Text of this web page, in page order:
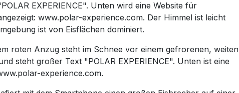
EXPERIENCE". Unten wird eine Website für
www.polar-experience.com. Der Himmel ist leicht
ist von Eisflächen dominiert.
roten Anzug steht im Schnee vor einem gefrorenen, weiten
steht großer Text "POLAR EXPERIENCE". Unten ist eine
experience.com.